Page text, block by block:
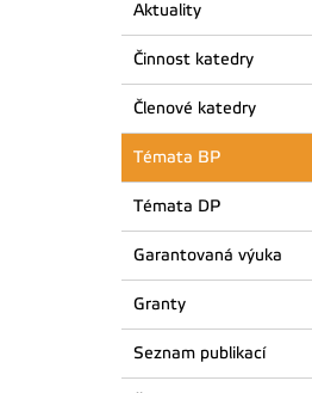
Aktuality
Činnost katedry
Členové katedry
Témata BP
Témata DP
Garantovaná výuka
Granty
Seznam publikací